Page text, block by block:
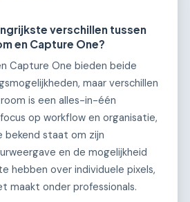
verschillen tussen
en Capture One?
Capture One bieden beide
maar verschillen
is een alles-in-één
op workflow en organisatie,
bekend staat om zijn
en de mogelijkheid
hebben over individuele pixels,
maakt onder professionals.